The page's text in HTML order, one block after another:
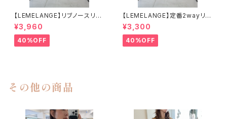
【LEMELANGE】リブノースリー
ブトップス
¥3,960
40%OFF
【LEMELANGE】定番2wayリブ
タンクトップ
¥3,300
40%OFF
その他の商品